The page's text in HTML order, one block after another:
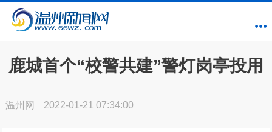
鹿城首个“校警共建”警灯岗亭投用
温州网 2022-01-21 07:34:00